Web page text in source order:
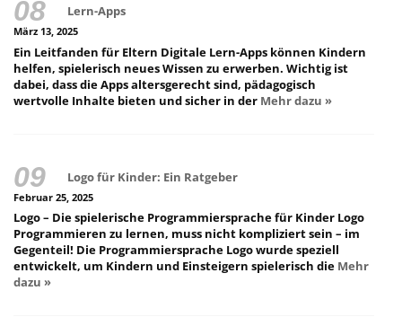
Lern-Apps
März 13, 2025
Ein Leitfanden für Eltern Digitale Lern-Apps können Kindern
helfen, spielerisch neues Wissen zu erwerben. Wichtig ist
dabei, dass die Apps altersgerecht sind, pädagogisch
wertvolle Inhalte bieten und sicher in der Mehr dazu »
Logo für Kinder: Ein Ratgeber
Februar 25, 2025
Logo – Die spielerische Programmiersprache für Kinder Logo
Programmieren zu lernen, muss nicht kompliziert sein – im
Gegenteil! Die Programmiersprache Logo wurde speziell
entwickelt, um Kindern und Einsteigern spielerisch die Mehr
dazu »